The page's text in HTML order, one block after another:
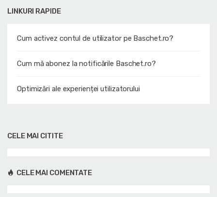
LINKURI RAPIDE
Cum activez contul de utilizator pe Baschet.ro?
Cum mă abonez la notificările Baschet.ro?
Optimizări ale experienței utilizatorului
CELE MAI CITITE
CELE MAI COMENTATE